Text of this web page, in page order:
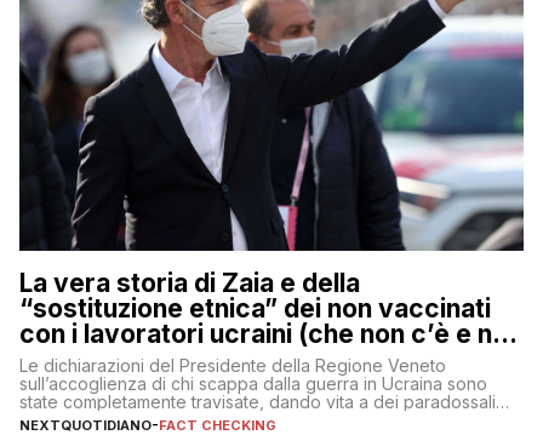
La vera storia di Zaia e della
“sostituzione etnica” dei non vaccinati
con i lavoratori ucraini (che non c’è e non
ci sarà)
Le dichiarazioni del Presidente della Regione Veneto
sull’accoglienza di chi scappa dalla guerra in Ucraina sono
state completamente travisate, dando vita a dei paradossali
falsi che girano sui social
NEXTQUOTIDIANO-FACT CHECKING